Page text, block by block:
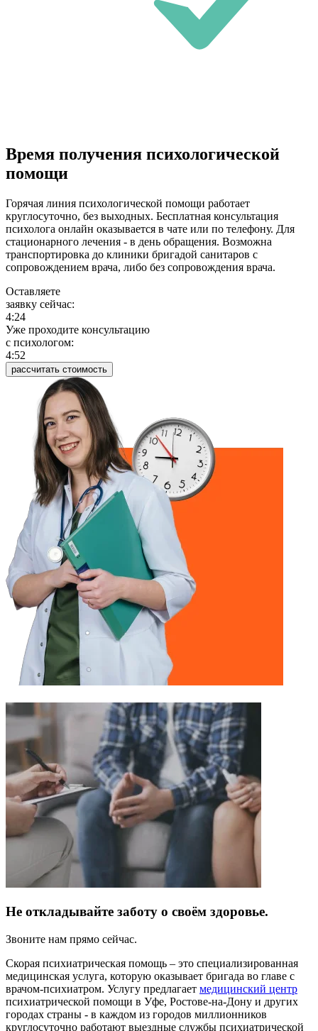
Время получения психологической
помощи
Горячая линия психологической помощи работает
круглосуточно, без выходных. Бесплатная консультация
психолога онлайн оказывается в чате или по телефону. Для
стационарного лечения - в день обращения. Возможна
транспортировка до клиники бригадой санитаров с
сопровождением врача, либо без сопровождения врача.
Оставляете
заявку сейчас:
4:24
Уже проходите консультацию
c психологом:
4:52
рассчитать стоимость
Не откладывайте заботу о своём здоровье.
Звоните нам прямо сейчас.
Скорая психиатрическая помощь – это специализированная
медицинская услуга, которую оказывает бригада во главе с
врачом-психиатром. Услугу предлагает медицинский центр
психиатрической помощи в Уфе, Ростове-на-Дону и других
городах страны - в каждом из городов миллионников
круглосуточно работают выездные службы психиатрической